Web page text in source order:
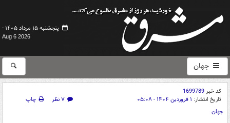
پنجشنبه ۱۵ مرداد ۱۴۰۵ -
Aug 6 2026
جهان
کد خبر1699789
تاریخ انتشار: ۱ فروردین ۱۴۰۴ - ۰۵:۰۸ ۷ نظر
چاپ
جهان